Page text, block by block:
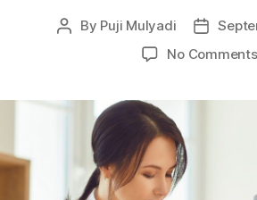
Post
By Puji Mulyadi
Post
No Comments